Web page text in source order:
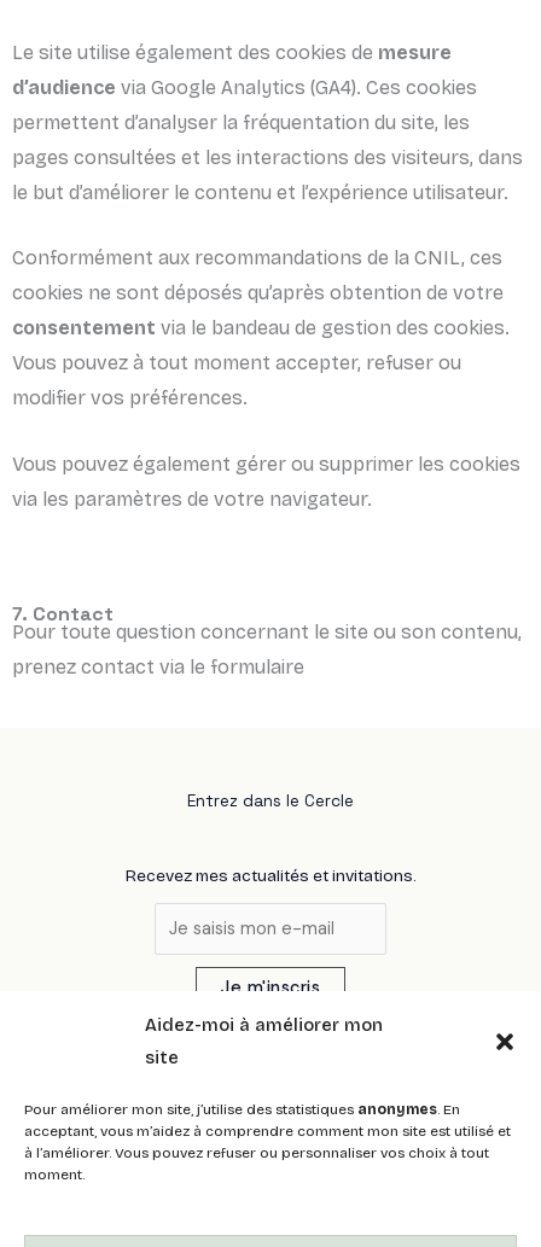
Aidez-moi à améliorer mon
site
Pour améliorer mon site, j’utilise des statistiques anonymes. En
acceptant, vous m’aidez à comprendre comment mon site est utilisé et
à l’améliorer. Vous pouvez refuser ou personnaliser vos choix à tout
moment.
Le site utilise également des cookies de mesure
d’audience via Google Analytics (GA4). Ces cookies
permettent d’analyser la fréquentation du site, les
pages consultées et les interactions des visiteurs, dans
le but d’améliorer le contenu et l’expérience utilisateur.
Conformément aux recommandations de la CNIL, ces
cookies ne sont déposés qu’après obtention de votre
consentement via le bandeau de gestion des cookies.
Vous pouvez à tout moment accepter, refuser ou
modifier vos préférences.
Vous pouvez également gérer ou supprimer les cookies
via les paramètres de votre navigateur.
7. Contact
Pour toute question concernant le site ou son contenu,
prenez contact via le formulaire
Entrez dans le Cercle
Recevez mes actualités et invitations.
Je m'inscris
confidentialité|CGV